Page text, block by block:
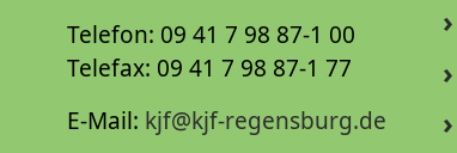
Telefon: 09 41 7 98 87-1 00
Telefax: 09 41 7 98 87-1 77
E-Mail: kjf@kjf-regensburg.de